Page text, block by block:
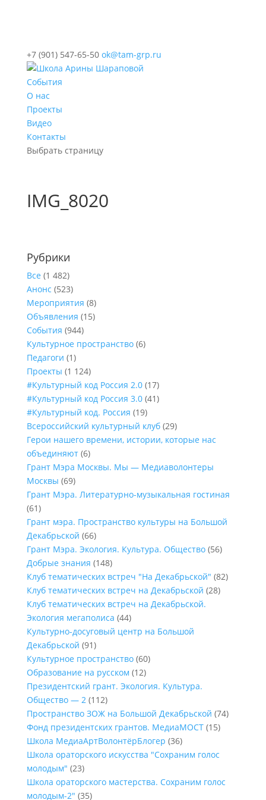
+7 (901) 547-65-50 ok@tam-grp.ru
События
О нас
Проекты
Видео
Контакты
Выбрать страницу
IMG_8020
Рубрики
Все (1 482)
Анонс (523)
Мероприятия (8)
Объявления (15)
События (944)
Культурное пространство(6)
Педагоги (1)
Проекты (1 124)
#Культурный код Россия 2.0(17)
#Культурный код Россия 3.0(41)
#Культурный код. Россия (19)
Всероссийский культурный клуб(29)
Герои нашего времени, истории, которые нас
объединяют(6)
Грант Мэра Москвы. Мы — Медиаволонтеры
Москвы (69)
Грант Мэра. Литературно-музыкальная гостиная
(61)
Грант мэра. Пространство культуры на Большой
Декабрьской (66)
Грант Мэра. Экология. Культура. Общество(56)
Добрые знания (148)
Клуб тематических встреч "На Декабрьской" (82)
Клуб тематических встреч на Декабрьской (28)
Клуб тематических встреч на Декабрьской.
Экология мегаполиса (44)
Культурно-досуговый центр на Большой
Декабрьской (91)
Культурное пространство(60)
Образование на русском (12)
Президентский грант. Экология. Культура.
Общество — 2(112)
Пространство ЗОЖ на Большой Декабрьской (74)
Фонд президентских грантов. МедиаМОСТ(15)
Школа МедиаАртВолонтёрБлогер (36)
Школа ораторского искусства "Сохраним голос
молодым" (23)
Школа ораторского мастерства. Сохраним голос
молодым-2" (35)